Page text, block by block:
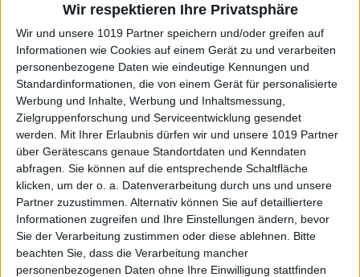
Wir respektieren Ihre Privatsphäre
Wir und unsere 1019 Partner speichern und/oder greifen auf
Informationen wie Cookies auf einem Gerät zu und verarbeiten
personenbezogene Daten wie eindeutige Kennungen und
Standardinformationen, die von einem Gerät für personalisierte
Werbung und Inhalte, Werbung und Inhaltsmessung,
Zielgruppenforschung und Serviceentwicklung gesendet
werden.
Mit Ihrer Erlaubnis dürfen wir und unsere 1019 Partner
über Gerätescans genaue Standortdaten und Kenndaten
abfragen. Sie können auf die entsprechende Schaltfläche
klicken, um der o. a. Datenverarbeitung durch uns und unsere
Partner zuzustimmen. Alternativ können Sie auf detailliertere
Informationen zugreifen und Ihre Einstellungen ändern, bevor
Sie der Verarbeitung zustimmen oder diese ablehnen.
Bitte
beachten Sie, dass die Verarbeitung mancher
personenbezogenen Daten ohne Ihre Einwilligung stattfinden